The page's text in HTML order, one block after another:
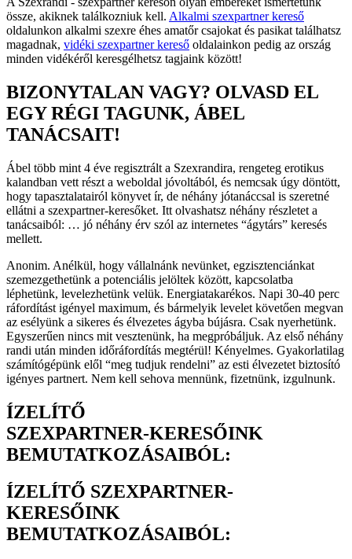
össze, akiknek találkozniuk kell. Alkalmi szexpartner kereső
oldalunkon alkalmi szexre éhes amatőr csajokat és pasikat találhatsz
magadnak, vidéki szexpartner kereső oldalainkon pedig az ország
minden vidékéről keresgélhetsz tagjaink között!
BIZONYTALAN VAGY? OLVASD EL
EGY RÉGI TAGUNK, ÁBEL
TANÁCSAIT!
Ábel több mint 4 éve regisztrált a Szexrandira, rengeteg erotikus
kalandban vett részt a weboldal jóvoltából, és nemcsak úgy döntött,
hogy tapasztalatairól könyvet ír, de néhány jótanáccsal is szeretné
ellátni a szexpartner-keresőket. Itt olvashatsz néhány részletet a
tanácsaiból: … jó néhány érv szól az internetes “ágytárs” keresés
mellett.
Anonim. Anélkül, hogy vállalnánk nevünket, egzisztenciánkat
szemezgethetünk a potenciális jelöltek között, kapcsolatba
léphetünk, levelezhetünk velük. Energiatakarékos. Napi 30-40 perc
ráfordítást igényel maximum, és bármelyik levelet követően megvan
az esélyünk a sikeres és élvezetes ágyba bújásra. Csak nyerhetünk.
Egyszerűen nincs mit vesztenünk, ha megpróbáljuk. Az első néhány
randi után minden időráfordítás megtérül! Kényelmes. Gyakorlatilag
számítógépünk elől “meg tudjuk rendelni” az esti élvezetet biztosító
igényes partnert. Nem kell sehova mennünk, fizetnünk, izgulnunk.
ÍZELÍTŐ
SZEXPARTNER-KERESŐINK
BEMUTATKOZÁSAIBÓL:
ÍZELÍTŐ SZEXPARTNER-
KERESŐINK
BEMUTATKOZÁSAIBÓL: